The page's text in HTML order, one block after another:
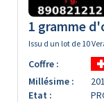
1 gramme
Issu d un lot de 10
Coffre :
Millésime :
Etat :